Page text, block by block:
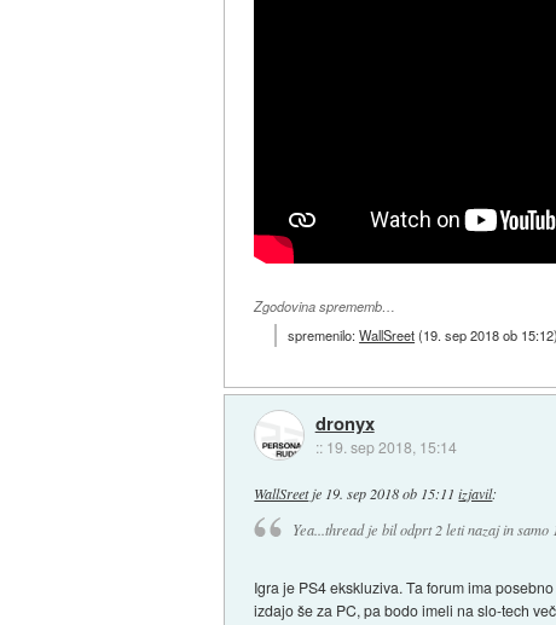
Zgodovina sprememb…
spremenilo:WallSreet(19. sep 2018 ob 15:12)
dronyx
:: 19. sep 2018, 15:14
WallSreetje 19. sep 2018 ob 15:11 izjavil:
Yea...thread je bil odprt 2 leti nazaj in
Igra je PS4 ekskluziva. Ta forum ima
izdajo še za PC, pa bodo imeli na slo-tech